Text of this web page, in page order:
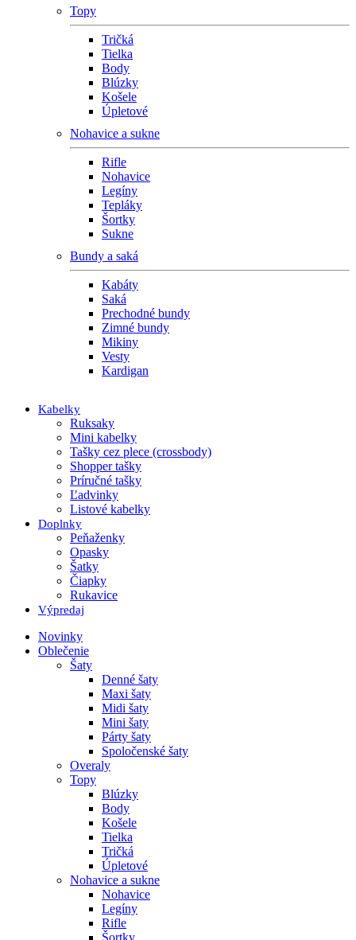
Topy
Tričká
Tielka
Body
Blúzky
Košele
Úpletové
Nohavice a sukne
Rifle
Nohavice
Legíny
Tepláky
Šortky
Sukne
Bundy a saká
Kabáty
Saká
Prechodné bundy
Zimné bundy
Mikiny
Vesty
Kardigan
Kabelky
Ruksaky
Mini kabelky
Tašky cez plece (crossbody)
Shopper tašky
Príručné tašky
Ľadvinky
Listové kabelky
Doplnky
Peňaženky
Opasky
Šatky
Čiapky
Rukavice
Výpredaj
Novinky
Oblečenie
Šaty
Denné šaty
Maxi šaty
Midi šaty
Mini šaty
Párty šaty
Spoločenské šaty
Overaly
Topy
Blúzky
Body
Košele
Tielka
Tričká
Úpletové
Nohavice a sukne
Nohavice
Legíny
Rifle
Šortky